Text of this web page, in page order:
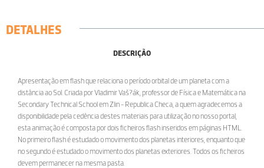
DETALHES
DESCRIÇÃO
Apresentação em flash que relaciona o período orbital de um planeta com a
distância ao Sol. Criada por Vladimir Vaš?ák, professor de Física e Matemática na
Secondary Technical School em Zlin - Republica Checa, a quem agradecemos a
disponibilidade pela cedência destes materiais para utilização no nosso portal,
esta animação é composta por dois ficheiros flash inseridos em páginas HTML.
No primeiro flash é estudado o movimento dos planetas interiores, enquanto que
no segundo é estudado o movimento dos planetas exteriores. Todos os ficheiros
devem permanecer na mesma pasta.